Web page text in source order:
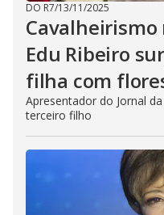
DO R7/13/11/2025
Cavalheirismo
Edu Ribeiro
filha com
Apresentador do Jornal
terceiro filho